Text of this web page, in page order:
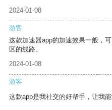
2024-01-08
游客
这款加速器app的加速效果一般，
区的线路。
2024-01-08
游客
这款app是我社交的好帮手，让我